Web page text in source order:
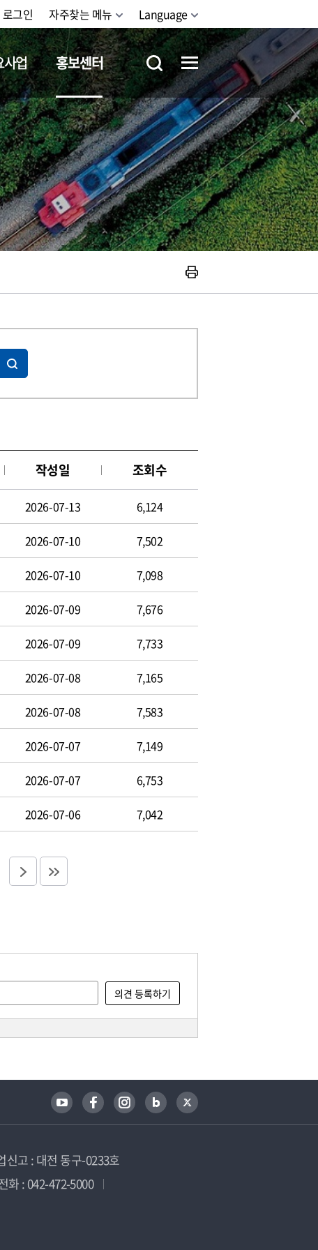
로그인 자주찾는 메뉴 Language
사업 홍보센터
철도체험
작성일 조회수
2026-07-13 6,124
2026-07-10 7,502
2026-07-10 7,098
2026-07-09 7,676
2026-07-09 7,733
2026-07-08 7,165
2026-07-08 7,583
2026-07-07 7,149
2026-07-07 6,753
2026-07-06 7,042
신고 : 대전 동구-0233호
화 : 042-472-5000